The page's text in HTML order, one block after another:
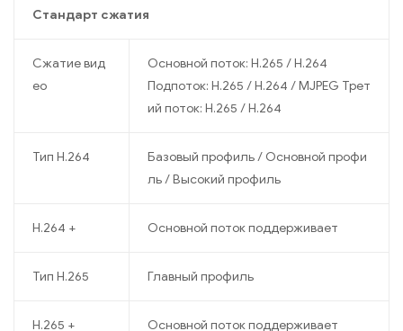
Стандарт сжатия
Сжатие вид
ео
Основной поток: H.265 / H.264
Подпоток: H.265 / H.264 / MJPEG Трет
ий поток: H.265 / H.264
Тип H.264
Базовый профиль / Основной профи
ль / Высокий профиль
H.264 + Основной поток поддерживает
Тип H.265 Главный профиль
H.265 + Основной поток поддерживает